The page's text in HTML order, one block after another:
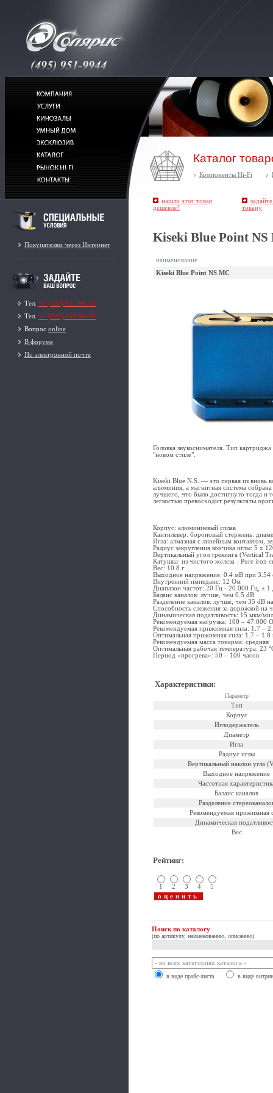
Покупателям через Интернет
Тел. +7 (495) 951-99-44
Тел. +7 (926) 159-99-44
Вопрос online
В форуме
По электронной почте
Каталог
Компоненты Hi-Fi
нашли этот товар
дешевле?
товару
Kiseki Blue Point NS
наименование
Kiseki Blue Point NS MC
Головка звукоснимателя. Тип
"новом стиле".
Kiseki Blue N.S. — это первая из вновь
алюминия, а магнитная система
лучшего, что было достигнуто тогда и
легкостью превосходит результаты
Корпус: алюминиевый сплав
Кантилевер: бороновый стержень:
Игла: алмазная с линейным контактом,
Радиус закругления кончика иглы: 5 x
Вертикальный угол трекинга (Vertical
Катушка: из чистого железа - Pure iron
Вес: 10.8 г
Выходное напряжение: 0.4 мВ при 3.54
Внутренний импеданс: 12 Ом
Диапазон частот: 20 Гц - 20.000 Гц, ± 1
Баланс каналов: лучше, чем 0.5 dB
Разделение каналов: лучше, чем 35 dB
Способность слежения за дорожкой
Динамическая податливость: 15 мкм/
Рекомендуемая нагрузка: 100 – 47.000
Рекомендуемая прижимная сила: 1.7 –
Оптимальная прижимная сила: 1.7 – 1.8
Рекомендуемая масса тонарма: средняя
Оптимальная рабочая температура: 23
Период «прогрева»: 50 – 100 часов
Характеристики:
Параметр
Тип
Корпус
Иглодержатель
Диаметр
Игла
Радиус иглы
Вертикальный наклон угла
Выходное напряжение
Частотная
Баланс каналов
Разделение
Рекомендуемая прижимная
Динамическая
Вес
Рейтинг:
1 2 3 4 5
Поиск по каталогу
(по артикулу, наименованию, описанию)
в виде прайс-листа в виде